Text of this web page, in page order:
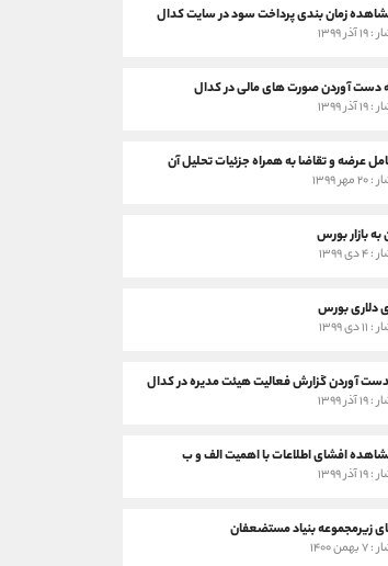
زمان بندی پرداخت سود در سایت کدال
۱۳۹۹
دست آوردن صورت های مالی در کدال
۱۳۹۹
عرضه و تقاضا به همراه جزئیات تحلیل آن
۱۳۹۹
بازار بورس
۱۳۹۹
بورس
۱۳۹۹
آوردن گزارش فعالیت هیئت مدیره در کدال
۱۳۹۹
افشای اطلاعات با اهمیت الف و ب
۱۳۹۹
زیرمجموعه بنیاد مستضعفان
۱۴۰۰